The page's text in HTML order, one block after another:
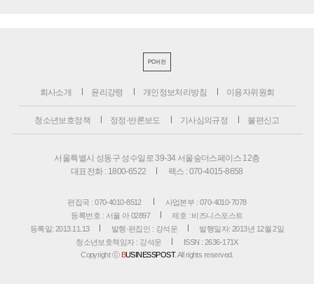
PC버전
회사소개 윤리강령 개인정보처리방침 이용자위원회
청소년보호정책 정정·반론보도 기사심의규정 불편신고
서울특별시 성동구 성수일로 39-34 서울숲더스페이스 12층
대표전화 : 1800-6522
팩스 : 070-4015-8658
편집국 : 070-4010-8512
사업본부 : 070-4010-7078
등록번호 : 서울 아 02897
제호 : 비즈니스포스트
등록일: 2013.11.13
발행·편집인 : 강석운
발행일자: 2013년 12월 2일
청소년보호책임자 : 강석운
ISSN : 2636-171X
Copyright ⓒ BUSINESSPOST. All rights reserved.